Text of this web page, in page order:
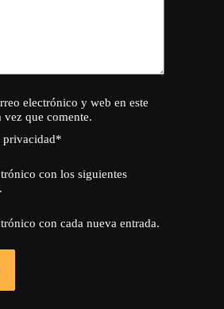
electrónico y web en este
que comente.
privacidad*
con los siguientes
con cada nueva entrada.